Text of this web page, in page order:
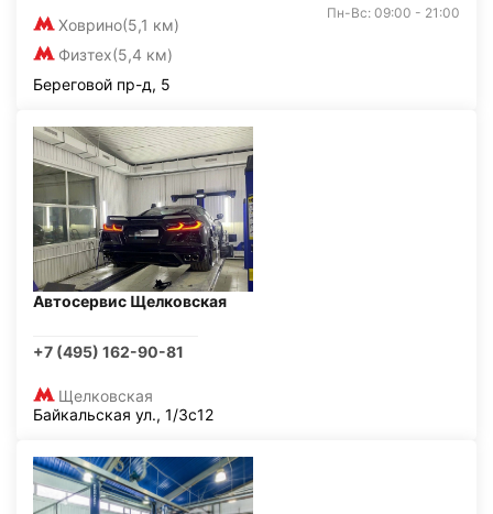
Ховрино(5,1 км)
Физтех(5,4 км)
Пн-Вс: 09:00 - 21:00
Береговой пр-д, 5
Автосервис Щелковская
+7 (495) 162-90-81
Щелковская
Байкальская ул., 1/3с12